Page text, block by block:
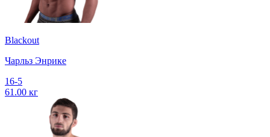
Blackout
Чарльз Энрике
16-5
61.00 кг